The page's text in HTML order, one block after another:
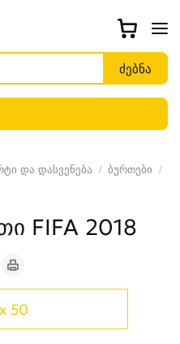
და დასვენება
ბურთები
FIFA 2018
50